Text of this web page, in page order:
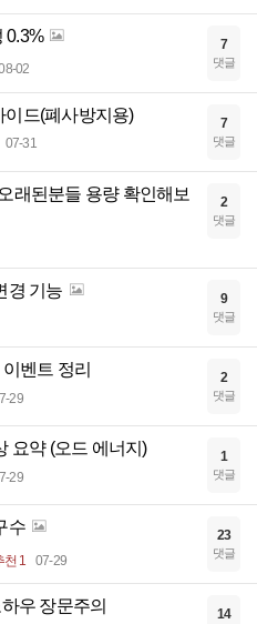
0.3%
02
7
댓글
이드(폐사방지용)
07-31
7
댓글
래된분들 용량 확인해보
2
댓글
경 기능 9
댓글
벤트 정리
29
2
댓글
요약 (오드 에너지)
29
1
댓글
수
천 1 07-29
23
댓글
우 장문주의 14